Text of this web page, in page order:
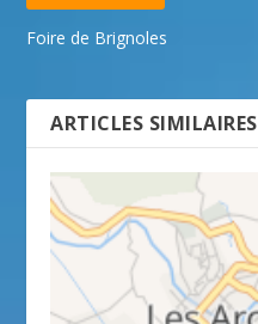
Foire de Brignoles
ARTICLES SIMILAIRES